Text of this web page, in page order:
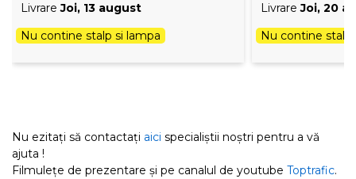
LivrareJoi, 13 august
Nu contine stalp si lampa
LivrareJoi, 20
Nu contine stalp
Nu ezitați să contactați aici specialiștii noștri pentru a vă
ajuta !
Filmulețe de prezentare și pe canalul de youtube Toptrafic.